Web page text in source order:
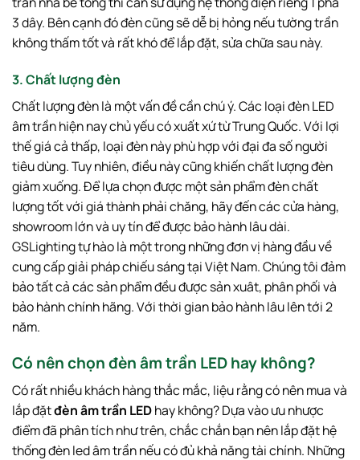
3 dây. Bên cạnh đó đèn cũng sẽ dễ bị hỏng nếu tường trần
không thấm tốt và rất khó để lắp đặt, sửa chữa sau này.
3. Chất lượng đèn
Chất lượng đèn là một vấn đề cần chú ý. Các loại đèn LED
âm trần hiện nay chủ yếu có xuất xứ từ Trung Quốc. Với lợi
thế giá cả thấp, loại đèn này phù hợp với đại đa số người
tiêu dùng. Tuy nhiên, điều này cũng khiến chất lượng đèn
giảm xuống. Để lựa chọn được một sản phẩm đèn chất
lượng tốt với giá thành phải chăng, hãy đến các cửa hàng,
showroom lớn và uy tín để được bảo hành lâu dài.
GSLighting tự hào là một trong những đơn vị hàng đầu về
cung cấp giải pháp chiếu sáng tại Việt Nam. Chúng tôi đảm
bảo tất cả các sản phẩm đều được sản xuât, phân phối và
bảo hành chính hãng. Với thời gian bảo hành lâu lên tới 2
năm.
Có nên chọn đèn âm trần LED hay không?
Có rất nhiều khách hàng thắc mắc, liệu rằng có nên mua và
lắp đặtđèn âm trần LEDhay không? Dựa vào ưu nhược
điểm đã phân tích như trên, chắc chắn bạn nên lắp đặt hệ
thống đèn led âm trần nếu có đủ khả năng tài chính. Những